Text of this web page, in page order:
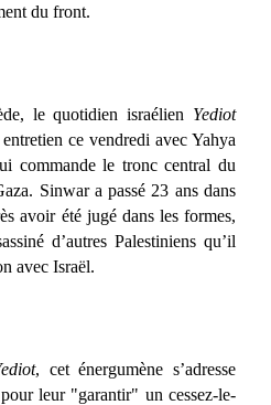
du front.
le quotidien israélien Yediot
ce vendredi avec Yahya
commande le tronc central du
Sinwar a passé 23 ans dans
avoir été jugé dans les formes,
d’autres Palestiniens qu’il
avec Israël.
, cet énergumène s’adresse
leur "garantir" un cessez-le-